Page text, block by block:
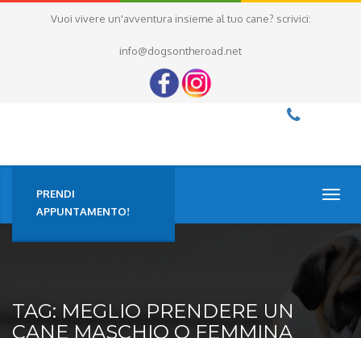
Vuoi vivere un'avventura insieme al tuo cane? scrivici:
info@dogsontheroad.net
PRENDI
APPUNTAMENTO!
TAG: MEGLIO PRENDERE UN
CANE MASCHIO O FEMMINA